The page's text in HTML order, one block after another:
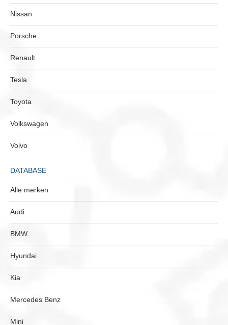
Nissan
Porsche
Renault
Tesla
Toyota
Volkswagen
Volvo
DATABASE
Alle merken
Audi
BMW
Hyundai
Kia
Mercedes Benz
Mini